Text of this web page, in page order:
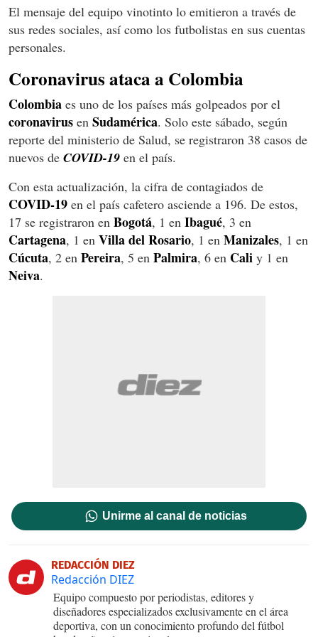
El mensaje del equipo vinotinto lo emitieron a través de
sus redes sociales, así como los futbolistas en sus cuentas
personales.
Coronavirus ataca a Colombia
Colombia es uno de los países más golpeados por el
coronavirus en Sudamérica. Solo este sábado, según
reporte del ministerio de Salud, se registraron 38 casos de
nuevos de COVID-19 en el país.
Con esta actualización, la cifra de contagiados de
COVID-19 en el país cafetero asciende a 196. De estos,
17 se registraron en Bogotá, 1 en Ibagué, 3 en
Cartagena, 1 en Villa del Rosario, 1 en Manizales, 1 en
Cúcuta, 2 en Pereira, 5 en Palmira, 6 en Cali y 1 en
Neiva.
Unirme al canal de noticias
REDACCIÓN DIEZ
Redacción DIEZ
Equipo compuesto por periodistas, editores y
diseñadores especializados exclusivamente en el área
deportiva, con un conocimiento profundo del fútbol